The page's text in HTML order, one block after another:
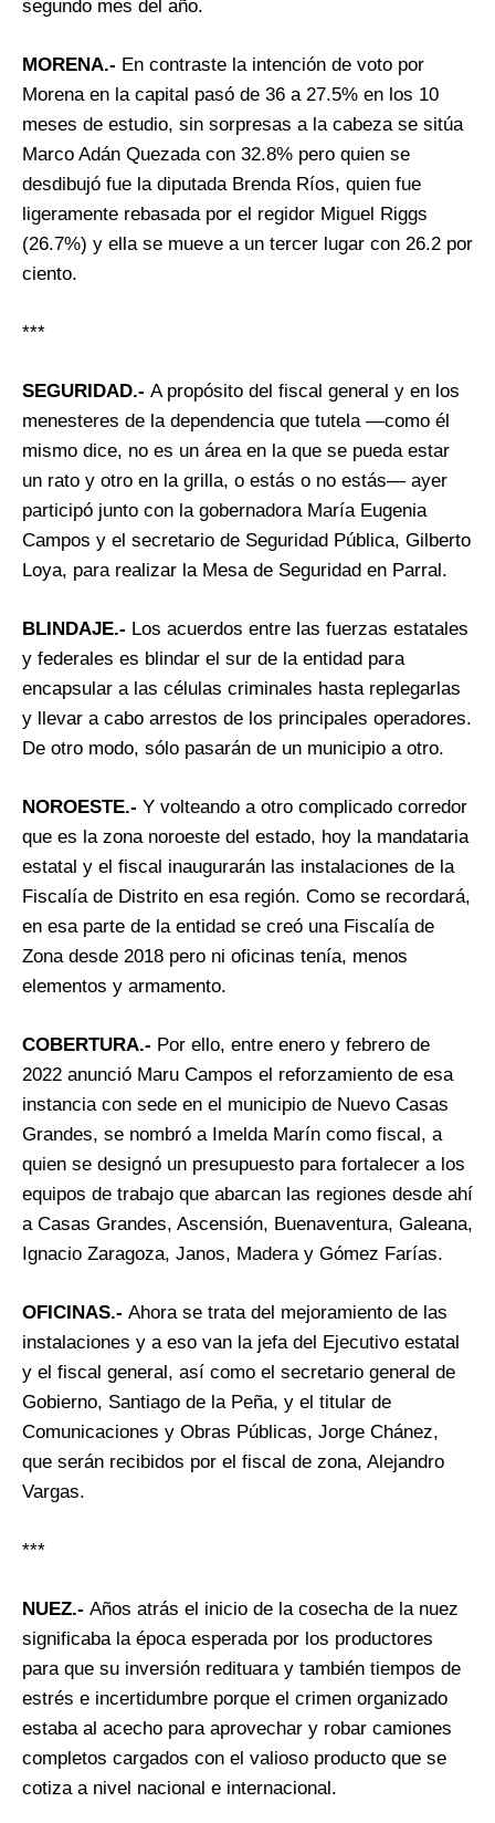
segundo mes del año.
MORENA.- En contraste la intención de voto por
Morena en la capital pasó de 36 a 27.5% en los 10
meses de estudio, sin sorpresas a la cabeza se sitúa
Marco Adán Quezada con 32.8% pero quien se
desdibujó fue la diputada Brenda Ríos, quien fue
ligeramente rebasada por el regidor Miguel Riggs
(26.7%) y ella se mueve a un tercer lugar con 26.2 por
ciento.
***
SEGURIDAD.- A propósito del fiscal general y en los
menesteres de la dependencia que tutela —como él
mismo dice, no es un área en la que se pueda estar
un rato y otro en la grilla, o estás o no estás— ayer
participó junto con la gobernadora María Eugenia
Campos y el secretario de Seguridad Pública, Gilberto
Loya, para realizar la Mesa de Seguridad en Parral.
BLINDAJE.- Los acuerdos entre las fuerzas estatales
y federales es blindar el sur de la entidad para
encapsular a las células criminales hasta replegarlas
y llevar a cabo arrestos de los principales operadores.
De otro modo, sólo pasarán de un municipio a otro.
NOROESTE.- Y volteando a otro complicado corredor
que es la zona noroeste del estado, hoy la mandataria
estatal y el fiscal inaugurarán las instalaciones de la
Fiscalía de Distrito en esa región. Como se recordará,
en esa parte de la entidad se creó una Fiscalía de
Zona desde 2018 pero ni oficinas tenía, menos
elementos y armamento.
COBERTURA.- Por ello, entre enero y febrero de
2022 anunció Maru Campos el reforzamiento de esa
instancia con sede en el municipio de Nuevo Casas
Grandes, se nombró a Imelda Marín como fiscal, a
quien se designó un presupuesto para fortalecer a los
equipos de trabajo que abarcan las regiones desde ahí
a Casas Grandes, Ascensión, Buenaventura, Galeana,
Ignacio Zaragoza, Janos, Madera y Gómez Farías.
OFICINAS.- Ahora se trata del mejoramiento de las
instalaciones y a eso van la jefa del Ejecutivo estatal
y el fiscal general, así como el secretario general de
Gobierno, Santiago de la Peña, y el titular de
Comunicaciones y Obras Públicas, Jorge Chánez,
que serán recibidos por el fiscal de zona, Alejandro
Vargas.
***
NUEZ.- Años atrás el inicio de la cosecha de la nuez
significaba la época esperada por los productores
para que su inversión redituara y también tiempos de
estrés e incertidumbre porque el crimen organizado
estaba al acecho para aprovechar y robar camiones
completos cargados con el valioso producto que se
cotiza a nivel nacional e internacional.